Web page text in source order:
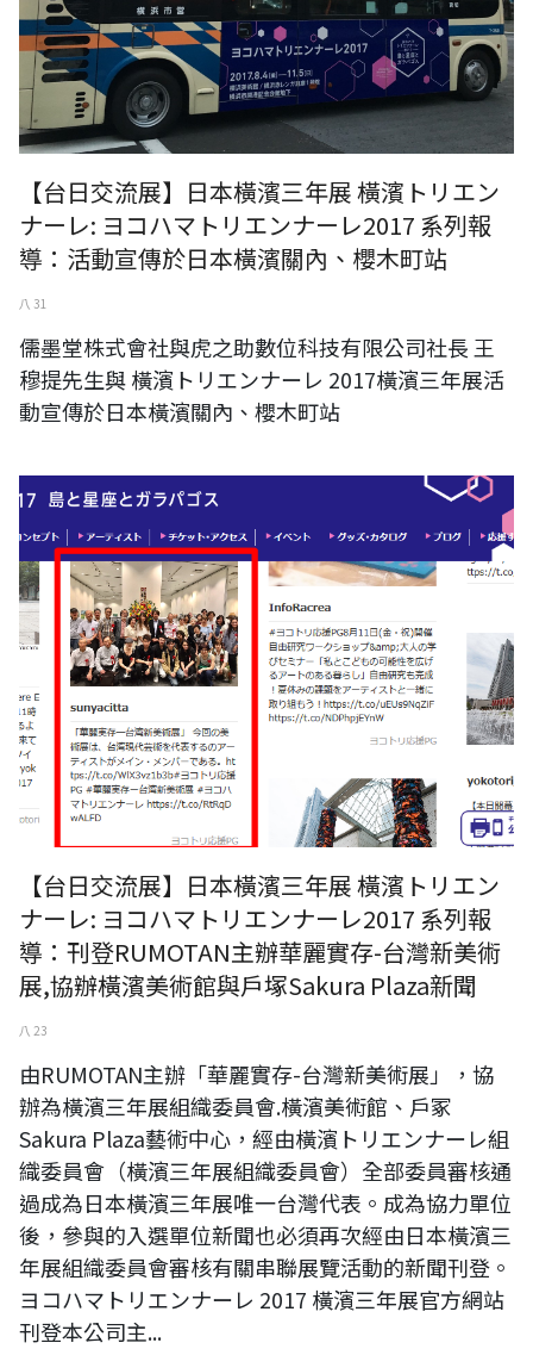
【台日交流展】日本橫濱三年展 橫濱トリエン
ナーレ: ヨコハマトリエンナーレ2017 系列報
導：活動宣傳於日本橫濱關內、櫻木町站
八 31
儒墨堂株式會社與虎之助數位科技有限公司社長 王
穆提先生與 橫濱トリエンナーレ 2017橫濱三年展活
動宣傳於日本橫濱關內、櫻木町站
日本橫濱三年展 橫濱トリエンナーレ: ヨコハマトリエンナーレ2017 系
列報導：刊登RUMOTAN主辦華麗實存-台灣新美術展,協辦橫濱美術館與
戶塚Sakura Plaza新聞
【台日交流展】日本橫濱三年展 橫濱トリエン
ナーレ: ヨコハマトリエンナーレ2017 系列報
導：刊登RUMOTAN主辦華麗實存-台灣新美術
展,協辦橫濱美術館與戶塚Sakura Plaza新聞
八 23
由RUMOTAN主辦「華麗實存-台灣新美術展」，協
辦為橫濱三年展組織委員會.橫濱美術館、戶冢
Sakura Plaza藝術中心，經由橫濱トリエンナーレ組
織委員會（橫濱三年展組織委員會）全部委員審核通
過成為日本橫濱三年展唯一台灣代表。成為協力單位
後，參與的入選單位新聞也必須再次經由日本橫濱三
年展組織委員會審核有關串聯展覽活動的新聞刊登。
ヨコハマトリエンナーレ 2017 橫濱三年展官方網站
刊登本公司主...